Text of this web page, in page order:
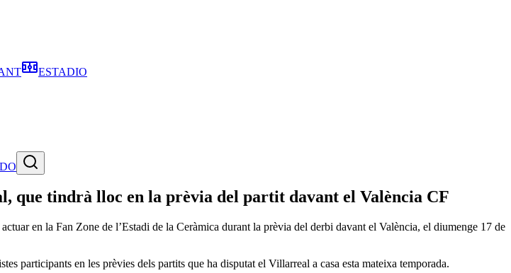
ESTADIO
que tindrà lloc en la prèvia del partit davant el València CF
en la Fan Zone de l’Estadi de la Ceràmica durant la prèvia del derbi davant el València, el diumenge 17 de
participants en les prèvies dels partits que ha disputat el Villarreal a casa esta mateixa temporada.